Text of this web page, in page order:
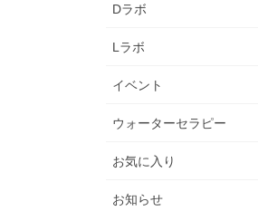
Dラボ
Lラボ
イベント
ウォーターセラピー
お気に入り
お知らせ